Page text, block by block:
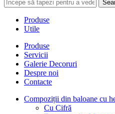
Produse
Utile
Produse
Servicii
Galerie Decoruri
Despre noi
Contacte
Compoziții din baloane cu
Cu Cifră